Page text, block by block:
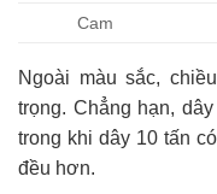
Cam
Ngoài màu sắc,
trọng. Chẳng hạn,
trong khi dây 10 tấn
đều hơn.